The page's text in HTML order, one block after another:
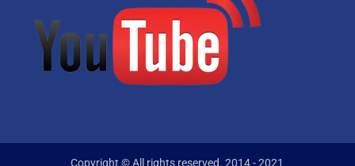
Copyright © All rights reserved. 2014 - 2021